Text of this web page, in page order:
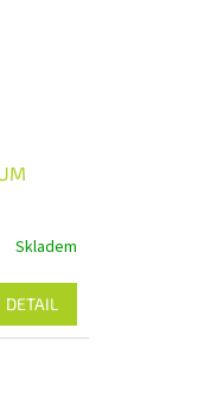
Skladem
DETAIL